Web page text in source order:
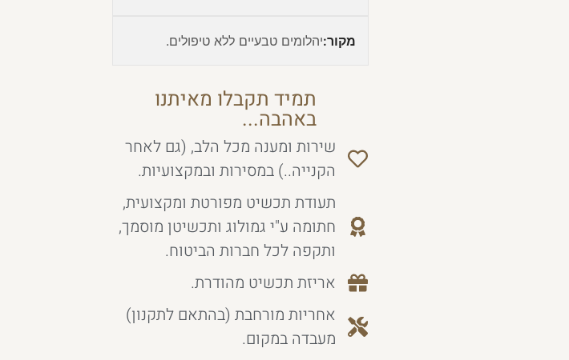
מקור:יהלומים טבעיים ללא טיפולים.
תמיד תקבלו מאיתנו
באהבה...
שירות ומענה מכל הלב, (גם לאחר
הקנייה..) במסירות ובמקצועיות.
תעודת תכשיט מפורטת ומקצועית,
חתומה ע"י גמולוג ותכשיטן מוסמך,
ותקפה לכל חברות הביטוח.
אריזת תכשיט מהודרת.
אחריות מורחבת (בהתאם לתקנון)
מעבדה במקום.